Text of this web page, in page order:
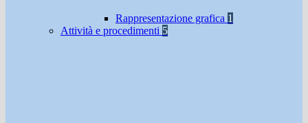
Rappresentazione grafica 1
Attività e procedimenti 5